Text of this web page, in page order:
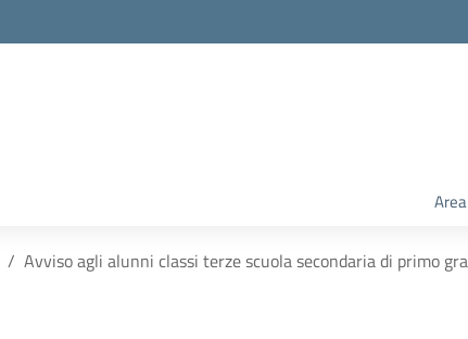
Avviso agli alunni classi terze scuola secondaria di primo